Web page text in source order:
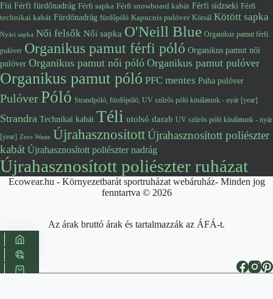
Fiú Férfi fürdőnadrág Férfi sapka Férfi snowboard kabát Férfi sídzseki Férfi
technikai kabát Fürdőnadrág fürdőpóló Kapucnis pulóver Körsál Kötött sapka
Nyári sapka Női felsők Női sapka O'Neill Blue Organikus pamut férfi
pulóver Organikus pamut férfi póló Organikus pamut női
pulóver Organikus pamut női póló Organikus pamut pulóver
Organikus pamut póló PFC mentes Puha pulóver
PulóverPóló Strandpóló, fürdőpóló, UV szűrős póló kínálatunk - nyár [year]
Strandra Technikai kabát Téli utolsó darab UV szűrős póló kínálatunk - nyár
[year] Zero Waste ÚjrahasznosítottÚjrahasznosított poliészter
kabát Újrahasznosított poliészter nadrág
Újrahasznosított poliészter ruházat
Ecowear.hu - Környezetbarát sportruházat webáruház- Minden jog
fenntartva © 2026
Az árak bruttó árak és tartalmazzák az ÁFÁ-t.